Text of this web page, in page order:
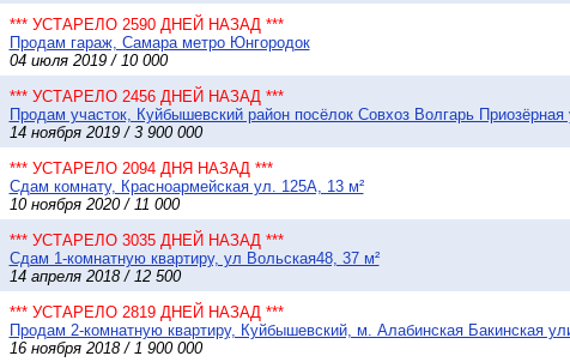
*** УСТАРЕЛО 2590 ДНЕЙ НАЗАД ***
Продам гараж, Самара метро Юнгородок
04 июля 2019 / 10 000
*** УСТАРЕЛО 2456 ДНЕЙ НАЗАД ***
Продам участок, Куйбышевский район посёлок Совхоз Волгарь Приозёрная
14 ноября 2019 / 3 900 000
*** УСТАРЕЛО 2094 ДНЯ НАЗАД ***
Сдам комнату, Красноармейская ул. 125А, 13 м²
10 ноября 2020 / 11 000
*** УСТАРЕЛО 3035 ДНЕЙ НАЗАД ***
Сдам 1-комнатную квартиру, ул Вольская48, 37 м²
14 апреля 2018 / 12 500
*** УСТАРЕЛО 2819 ДНЕЙ НАЗАД ***
Продам 2-комнатную квартиру, Куйбышевский, м. Алабинская Бакинская
16 ноября 2018 / 1 900 000